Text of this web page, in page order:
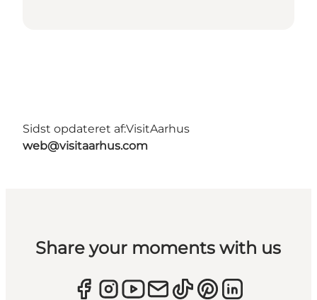
Sidst opdateret af:VisitAarhus
web@visitaarhus.com
Share your moments with us